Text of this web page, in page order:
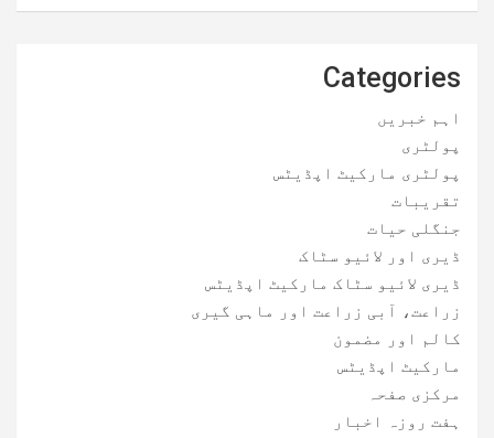
Categories
اہم خبریں
پولٹری
پولٹری مارکیٹ اپڈیٹس
تقریبات
جنگلی حیات
ڈیری اور لائیو سٹاک
ڈیری لائیو سٹاک مارکیٹ اپڈیٹس
زراعت، آبی زراعت اور ماہی گیری
کالم اور مضمون
مارکیٹ اپڈیٹس
مرکزی صفحہ
ہفت روزہ اخبار